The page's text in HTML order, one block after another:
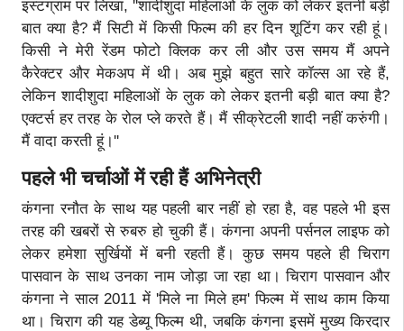
इंस्टग्राम पर लिखा, ''शादीशुदा महिलाओं के लुक को लेकर इतनी बड़ी
बात क्या है? मैं सिटी में किसी फिल्म की हर दिन शूटिंग कर रही हूं।
किसी ने मेरी रेंडम फोटो क्लिक कर ली और उस समय मैं अपने
कैरेक्टर और मेकअप में थी। अब मुझे बहुत सारे कॉल्स आ रहे हैं,
लेकिन शादीशुदा महिलाओं के लुक को लेकर इतनी बड़ी बात क्या है?
एक्टर्स हर तरह के रोल प्ले करते हैं। मैं सीक्रेटली शादी नहीं करुंगी।
मैं वादा करती हूं।''
पहले भी चर्चाओं में रही हैं अभिनेत्री
कंगना रनौत के साथ यह पहली बार नहीं हो रहा है, वह पहले भी इस
तरह की खबरों से रुबरु हो चुकी हैं। कंगना अपनी पर्सनल लाइफ को
लेकर हमेशा सुर्खियों में बनी रहती हैं। कुछ समय पहले ही चिराग
पासवान के साथ उनका नाम जोड़ा जा रहा था। चिराग पासवान और
कंगना ने साल 2011 में 'मिले ना मिले हम' फिल्म में साथ काम किया
था। चिराग की यह डेब्यू फिल्म थी, जबकि कंगना इसमें मुख्य किरदार